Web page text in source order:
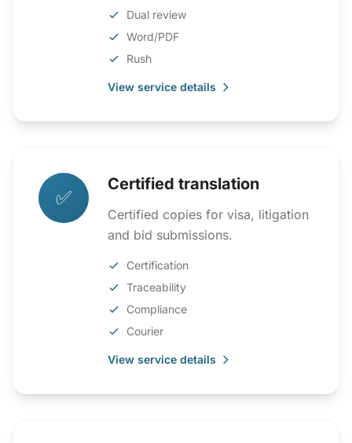
Dual review
Word/PDF
Rush
View service details
✅
Certified translation
Certified copies for visa, litigation
and bid submissions.
Certification
Traceability
Compliance
Courier
View service details